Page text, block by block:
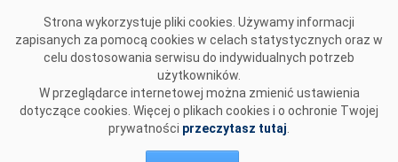
Strona wykorzystuje pliki cookies. Używamy informacji
zapisanych za pomocą cookies w celach statystycznych oraz w
celu dostosowania serwisu do indywidualnych potrzeb
użytkowników.
W przeglądarce internetowej można zmienić ustawienia
dotyczące cookies. Więcej o plikach cookies i o ochronie Twojej
prywatności przeczytasz tutaj